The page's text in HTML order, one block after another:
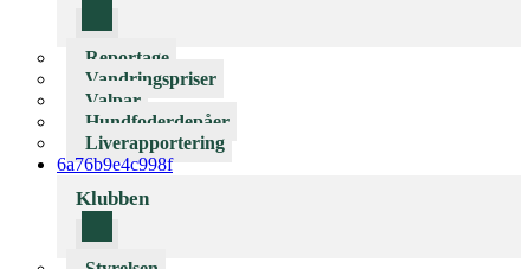
Reportage
Vandringspriser
Valpar
Hundfoderdepåer
Liverapportering
6a76b9e4c998f
Klubben